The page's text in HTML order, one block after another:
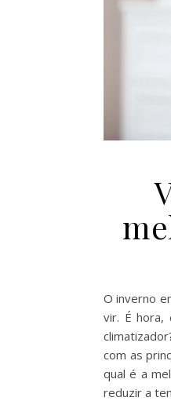
O inverno
vir. É hora,
com as
qual é a
reduzir a